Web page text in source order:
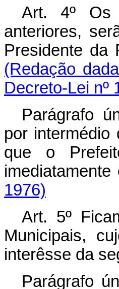
Art. 4º Os
anteriores,
Presidente
(Redação
Decreto-Lei nº
Parágrafo
por
que o
1976)
Art. 5º
Municipais,
interêsse da
Parágrafo